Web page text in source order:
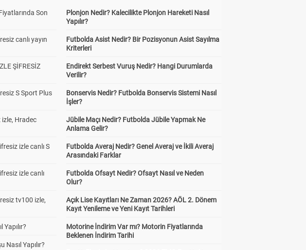
Son
canlı yayın
ŞİFRESİZ
S Sport Plus
Hradec
izle canlı S
izle canlı
tv100 izle,
Yapılır?
Plonjon Nedir? Kalecilikte Plonjon Hareketi Nasıl
Yapılır?
Futbolda Asist Nedir? Bir Pozisyonun Asist Sayılma
Kriterleri
Endirekt Serbest Vuruş Nedir? Hangi Durumlarda
Verilir?
Bonservis Nedir? Futbolda Bonservis Sistemi Nasıl
İşler?
Jübile Maçı Nedir? Futbolda Jübile Yapmak Ne
Anlama Gelir?
Futbolda Averaj Nedir? Genel Averaj ve İkili Averaj
Arasındaki Farklar
Futbolda Ofsayt Nedir? Ofsayt Nasıl ve Neden
Olur?
Açık Lise Kayıtları Ne Zaman 2026? AÖL 2. Dönem
Kayıt Yenileme ve Yeni Kayıt Tarihleri
Motorine İndirim Var mı? Motorin Fiyatlarında
Beklenen İndirim Tarihi